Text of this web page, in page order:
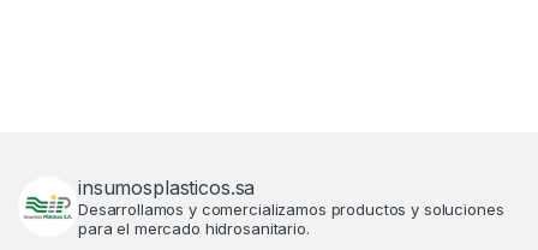
insumosplasticos.sa
Desarrollamos y comercializamos productos y soluciones
para el mercado hidrosanitario.